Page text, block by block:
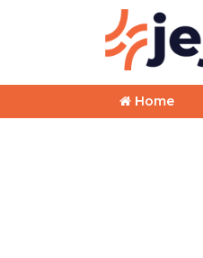
Home